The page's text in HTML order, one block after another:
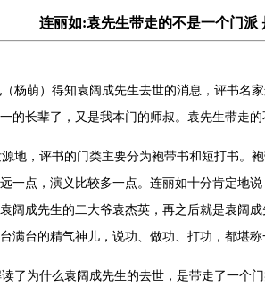
连丽如:袁先生带走的不是一个门派
杨萌）得知袁阔成先生去世的消息，评书名
的长辈了，又是我本门的师叔。袁先生带走
地，评书的门类主要分为袍带书和短打书。
一点，演义比较多一点。连丽如十分肯定地
阔成先生的二大爷袁杰英，再之后就是袁阔
满台的精气神儿，说功、做功、打功，都堪称
了为什么袁阔成先生的去世，是带走了一个